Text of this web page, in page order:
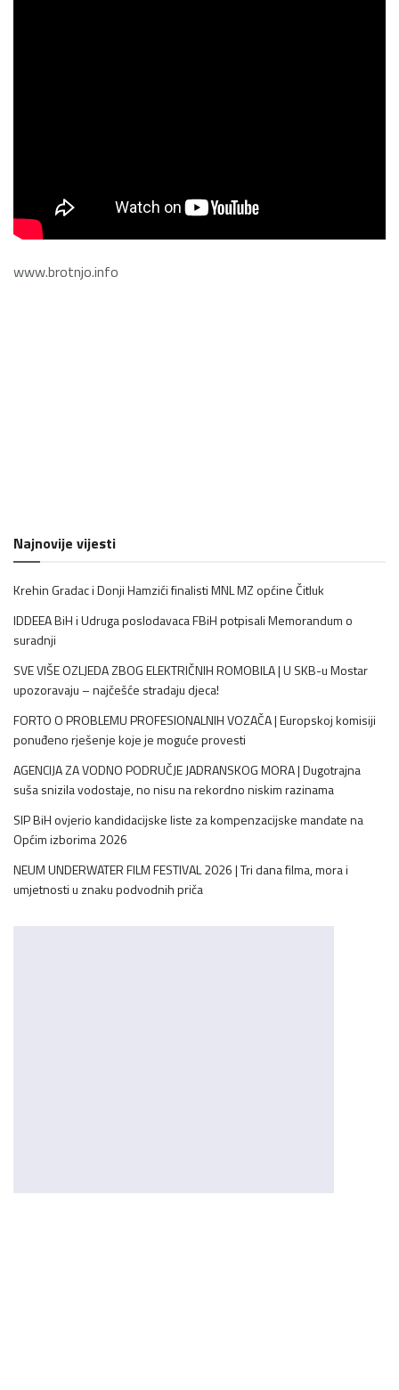
www.brotnjo.info
Najnovije vijesti
Krehin Gradac i Donji Hamzići finalisti MNL MZ općine Čitluk
IDDEEA BiH i Udruga poslodavaca FBiH potpisali Memorandum o
suradnji
SVE VIŠE OZLJEDA ZBOG ELEKTRIČNIH ROMOBILA | U SKB-u Mostar
upozoravaju – najčešće stradaju djeca!
FORTO O PROBLEMU PROFESIONALNIH VOZAČA | Europskoj komisiji
ponuđeno rješenje koje je moguće provesti
AGENCIJA ZA VODNO PODRUČJE JADRANSKOG MORA | Dugotrajna
suša snizila vodostaje, no nisu na rekordno niskim razinama
SIP BiH ovjerio kandidacijske liste za kompenzacijske mandate na
Općim izborima 2026
NEUM UNDERWATER FILM FESTIVAL 2026 | Tri dana filma, mora i
umjetnosti u znaku podvodnih priča